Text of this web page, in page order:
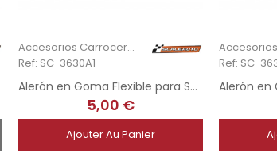
Accesorios Carrocería
Ref: SC-3630A1
Alerón en Goma Flexible para Spyker
5,00 €
Ajouter Au Panier
Ref: SC-